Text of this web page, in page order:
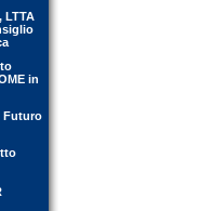
LTTA
in
Futuro